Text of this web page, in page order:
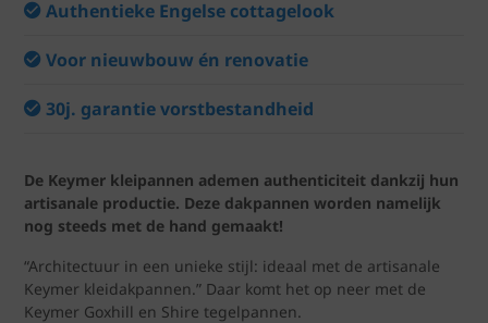
Authentieke Engelse cottagelook
Voor nieuwbouw én renovatie
30j. garantie vorstbestandheid
De Keymer kleipannen ademen authenticiteit dankzij hun
artisanale productie. Deze dakpannen worden namelijk
nog steeds met de hand gemaakt!
“Architectuur in een unieke stijl: ideaal met de artisanale
Keymer kleidakpannen.” Daar komt het op neer met de
Keymer Goxhill en Shire tegelpannen.